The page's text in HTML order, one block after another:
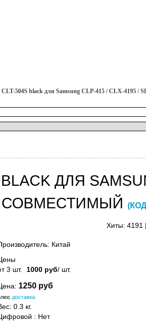
504S black для Samsung CLP-415 / CLX-4195 /
ДЛЯ
СОВМЕСТИМЫЙ
Хиты: 4191
Китай
3 шт.
1000 руб/ шт.
1250 руб
доставка
0.3 кг.
: Нет